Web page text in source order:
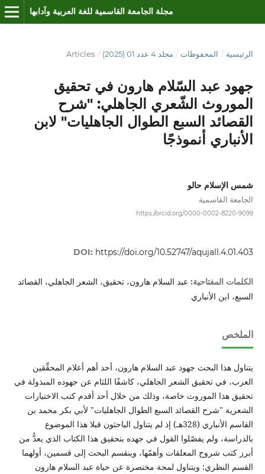
مجلة الجامعة القاسمية للغة العربية وآدابها
الرئيسية / المحفوظات / مجلد 4 عدد 01 (2025) /
Articles
جهود عبد السّلام هارون في تحقيق
الموروث الشّعري الجاهلي: "شرح
القصائد السبع الطوال الجاهليات" لابن
الأنباري أنموذجًا
شمس الإسلام حالو
الجامعة القاسمية
https://orcid.org/0000-0002-8220-9099
DOI: https://doi.org/10.52747/aqujall.4.01.403
الكلمات المفتاحية: عبد السلام هارون، تحقيق، الشعر الجاهلي، القصائد
السبع، ابن الأنباري
الملخص
يتناول هذا البحث جهود عبد السلام هارون، أحد أهم أعلام المحقِّقين
العرب، في تحقيق الشعر الجاهلي، كاشفًا اللثام عن جهوده المبذولة في
تحقيق هذا الموروث خاصة، وذلك من خلال أحد أقدم كتب الاختيارات
الشعرية "شرح القصائد السبع الطوال الجاهليات" لأبي بكر محمد بن
القاسم الأنباري (328هـ) إذ لم يتناول الباحثون قبلا هذا الموضوع
بالدراسة، ولم يفصّلوا القول في جهده بتحقيق هذا الكتاب الذي يعدُّ من
أبرز كتب شروح المعلقات وأهمّها، وينقسم البحث إلى قسمين، أولهما
القسم النظري: ويتناول لمحة مختصرة عن حياة عبد السلام هارون